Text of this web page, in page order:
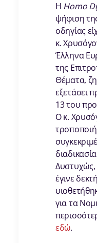
Η Homo
ψήφιση
οδηγίας
κ.
Έλληνα
της
Θέματα,
εξετάσει
13 του
Ο κ.
έγινε
για τα
εδώ.